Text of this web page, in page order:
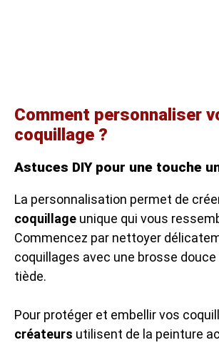
Comment personnaliser
coquillage ?
Astuces DIY pour une touche
La personnalisation permet de
coquillage unique qui vous
Commencez par nettoyer
coquillages avec une brosse douce
tiède.
Pour protéger et embellir vos
créateurs utilisent de la peinture